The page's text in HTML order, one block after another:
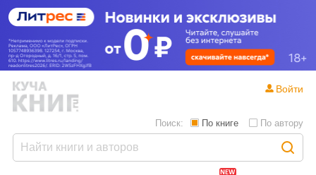
Поиск: По книге По автору
Войти